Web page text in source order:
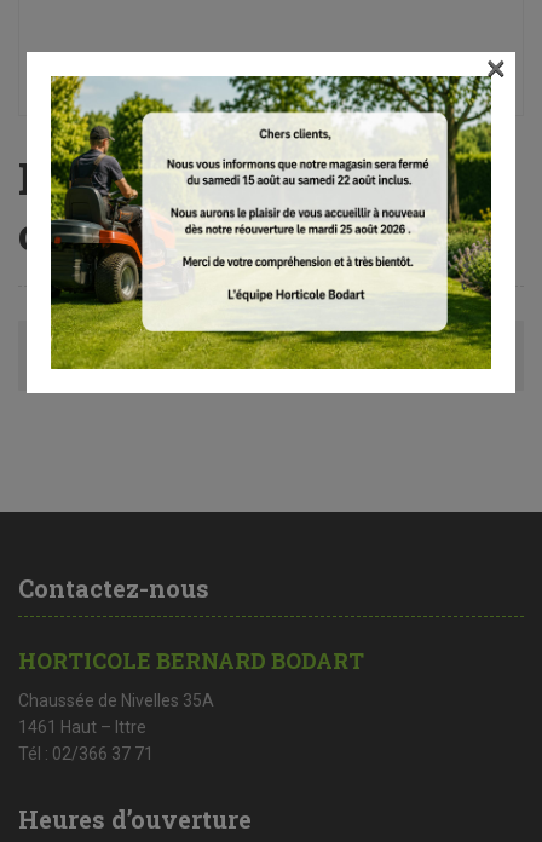
HTA 86, sans batterie ni
chargeur
Avis (0)
Contactez-nous
HORTICOLE BERNARD BODART
Chaussée de Nivelles 35A
1461 Haut – Ittre
Tél : 02/366 37 71
Heures d’ouverture
×